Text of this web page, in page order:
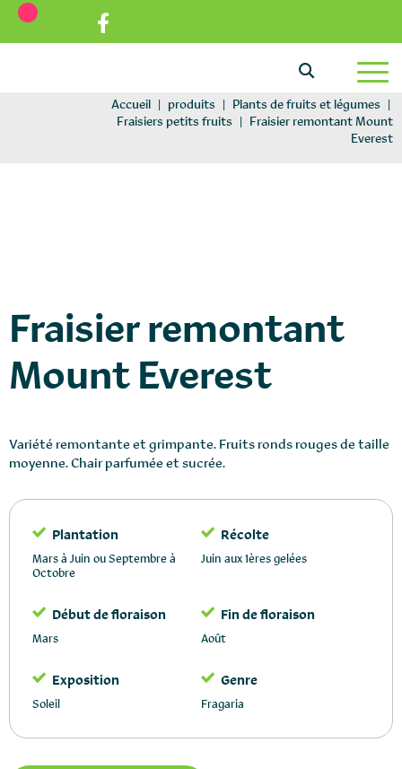
Aller au texte
Aller au menu
Passer au contenu
Menu principal
Accueil | produits | Plants de fruits et légumes
|
Fraisiers petits fruits
|
Fraisier remontant Mount
Everest
Fraisier remontant
Mount Everest
Variété remontante et grimpante. Fruits ronds rouges de taille
moyenne. Chair parfumée et sucrée.
Plantation
Mars à Juin ou Septembre à
Octobre
Récolte
Juin aux 1ères gelées
Début de floraison
Mars
Fin de floraison
Août
Exposition
Soleil
Genre
Fragaria